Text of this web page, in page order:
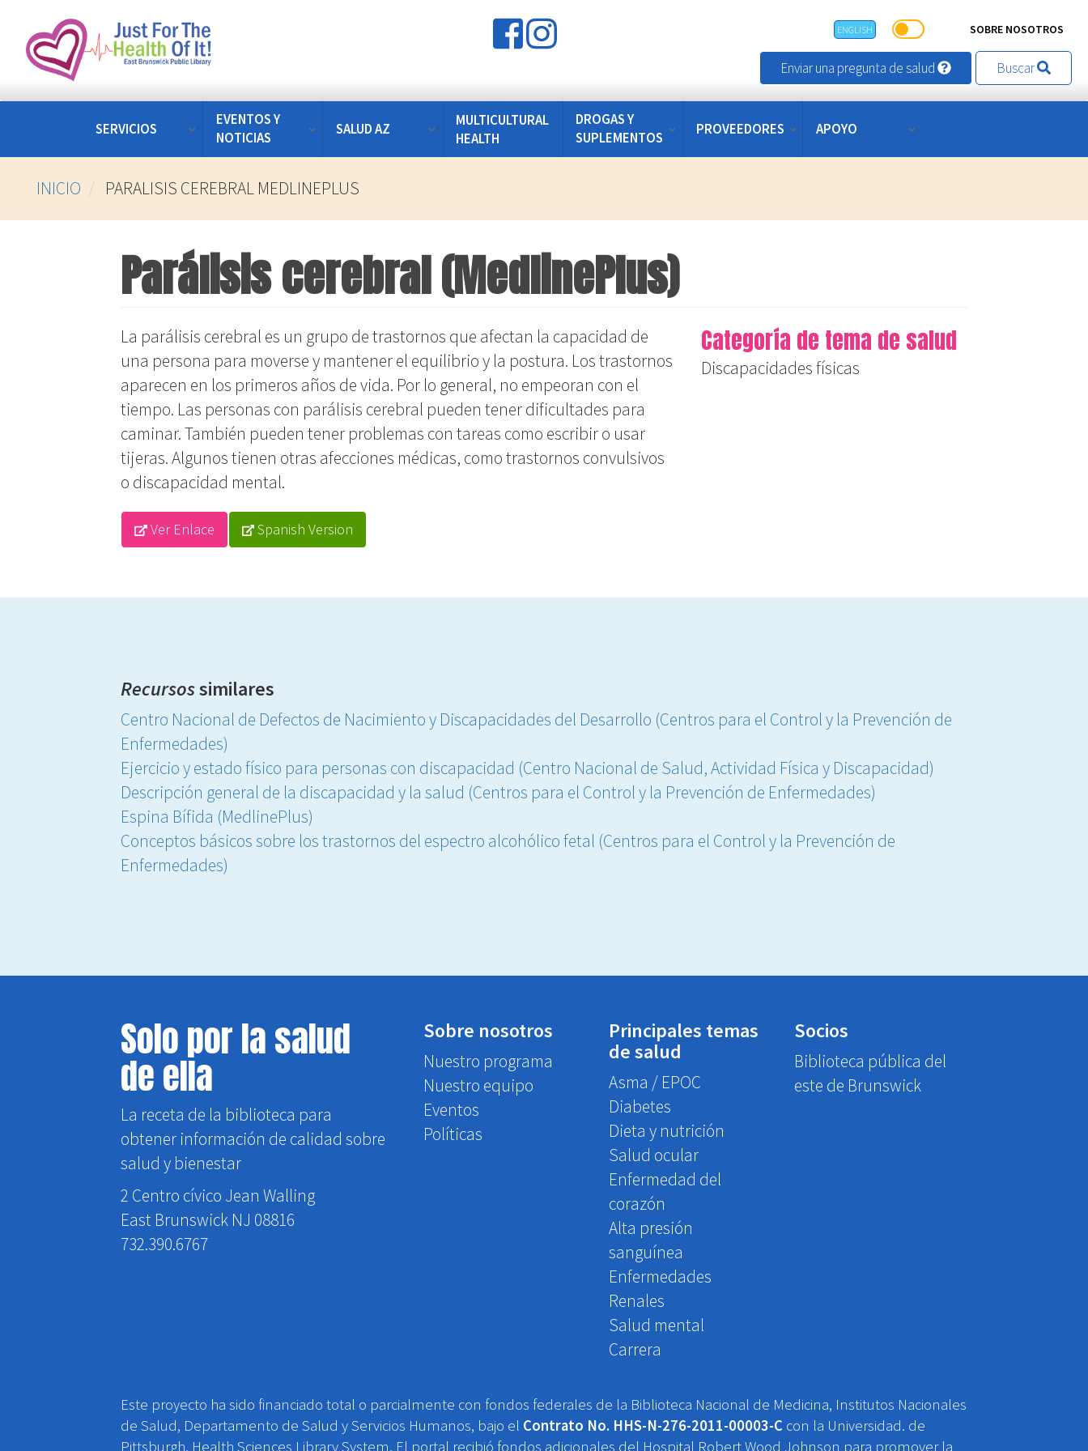
contenido
ENGLISH SOBRE NOSOTROS
Enviar una pregunta de salud Buscar
SERVICIOS
EVENTOS Y
NOTICIAS
SALUD AZ
MULTICULTURAL
HEALTH
DROGAS Y
SUPLEMENTOS
PROVEEDORES APOYO
INICIO PARALISIS CEREBRAL MEDLINEPLUS
Parálisis cerebral (MedlinePlus)
La parálisis cerebral es un grupo de trastornos que afectan la capacidad de
una persona para moverse y mantener el equilibrio y la postura. Los trastornos
aparecen en los primeros años de vida. Por lo general, no empeoran con el
tiempo. Las personas con parálisis cerebral pueden tener dificultades para
caminar. También pueden tener problemas con tareas como escribir o usar
tijeras. Algunos tienen otras afecciones médicas, como trastornos convulsivos
o discapacidad mental.
Ver Enlace Spanish Version
Categoría de tema de salud
Discapacidades físicas
Recursossimilares
Centro Nacional de Defectos de Nacimiento y Discapacidades del Desarrollo (Centros para el Control y la Prevención de
Enfermedades)
Ejercicio y estado físico para personas con discapacidad (Centro Nacional de Salud, Actividad Física y Discapacidad)
Descripción general de la discapacidad y la salud (Centros para el Control y la Prevención de Enfermedades)
Espina Bífida (MedlinePlus)
Conceptos básicos sobre los trastornos del espectro alcohólico fetal (Centros para el Control y la Prevención de
Enfermedades)
Solo por la salud
de ella
La receta de la biblioteca para
obtener información de calidad sobre
salud y bienestar
2 Centro cívico Jean Walling
East Brunswick NJ 08816
732.390.6767
Sobre nosotros
Nuestro programa
Nuestro equipo
Eventos
Políticas
Principales temas
de salud
Asma / EPOC
Diabetes
Dieta y nutrición
Salud ocular
Enfermedad del
corazón
Alta presión
sanguínea
Enfermedades
Renales
Salud mental
Carrera
Socios
Biblioteca pública del
este de Brunswick
Este proyecto ha sido financiado total o parcialmente con fondos federales de la Biblioteca Nacional de Medicina, Institutos Nacionales
de Salud, Departamento de Salud y Servicios Humanos, bajo el Contrato No. HHS-N-276-2011-00003-C con la Universidad. de
Pittsburgh, Health Sciences Library System. El portal recibió fondos adicionales del Hospital Robert Wood Johnson para promover la